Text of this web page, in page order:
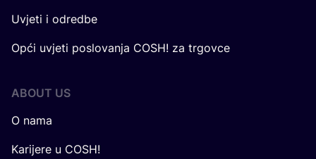
Uvjeti i odredbe
Opći uvjeti poslovanja COSH! za trgovce
ABOUT US
O nama
Karijere u COSH!